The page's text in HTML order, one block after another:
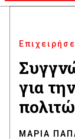
για
ΜΑΡΊΑ